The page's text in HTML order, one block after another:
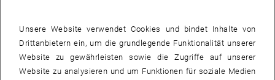
Ekaterina Fokina
Unsere Website verwendet Cookies und bindet Inhalte von
Drittanbietern ein, um die grundlegende Funktionalität unserer
Website zu gewährleisten sowie die Zugriffe auf unserer
Website zu analysieren und um Funktionen für soziale Medien